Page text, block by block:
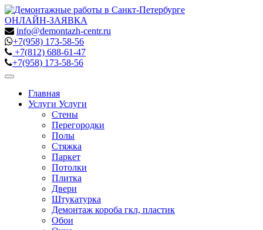
ОНЛАЙН-ЗАЯВКА
info@demontazh-centr.ru
+7(958) 173-58-56
+7(812) 688-61-47
+7(958) 173-58-56
Toggle
navigationГлавная
Услуги Услуги
Стены
Перегородки
Полы
Стяжка
Паркет
Потолки
Плитка
Двери
Штукатурка
Демонтаж короба гкл, пластик
Обои